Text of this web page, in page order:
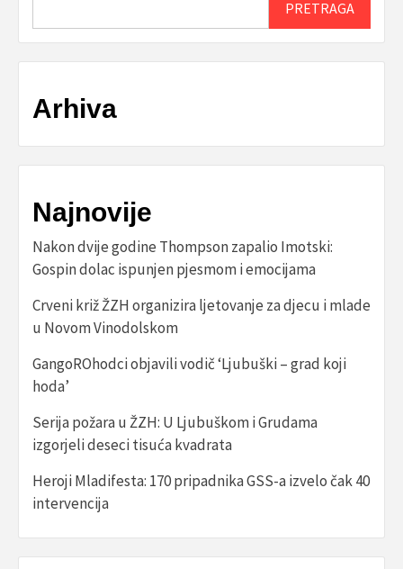
PRETRAGA
Arhiva
Najnovije
Nakon dvije godine Thompson zapalio Imotski:
Gospin dolac ispunjen pjesmom i emocijama
Crveni križ ŽZH organizira ljetovanje za djecu i mlade
u Novom Vinodolskom
GangoROhodci objavili vodič ‘Ljubuški – grad koji
hoda’
Serija požara u ŽZH: U Ljubuškom i Grudama
izgorjeli deseci tisuća kvadrata
Heroji Mladifesta: 170 pripadnika GSS-a izvelo čak 40
intervencija